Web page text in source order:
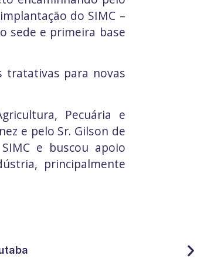
do SIMC –
sede e primeira base
tratativas para novas
Pecuária e
e pelo Sr. Gilson de
e buscou apoio
principalmente